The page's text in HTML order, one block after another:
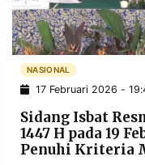
PRIVACY
POLICY
INFORMASI
IKLAN
PENGADUAN
NASIONAL
17 Februari 2026 -
Sidang Isbat
1447 H pada 19
Penuhi Kriteria